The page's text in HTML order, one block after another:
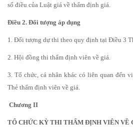
số điều của Luật giá về thẩm định giá.
Điều 2. Đối tượng áp dụng
1. Đối tượng dự thi theo quy định tại Điều 3
2. Hội đồng thi thẩm định viên về giá.
3. Tổ chức, cá nhân khác có liên quan đến
Thẻ thẩm định viên về giá.
Chương II
TỔ CHỨC KỲ THI THẨM ĐỊNH VIÊN VỀ